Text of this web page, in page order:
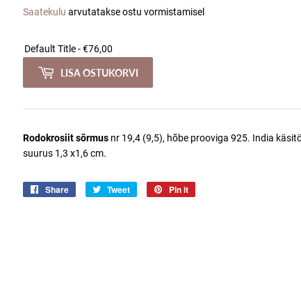
Saatekulu arvutatakse ostu vormistamisel
LISA OSTUKORVI
Rodokrosiit sõrmus nr 19,4 (9,5), hõbe prooviga 925. India
suurus 1,3 x1,6 cm.
Share
Jaga
Tweet
Jaga
Pin it